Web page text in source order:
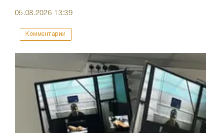
05.08.2026 13:39
Комментарии